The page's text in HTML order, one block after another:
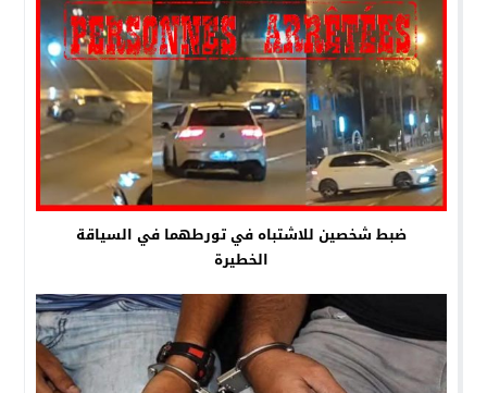
ضبط شخصين للاشتباه في تورطهما في السياقة
الخطيرة